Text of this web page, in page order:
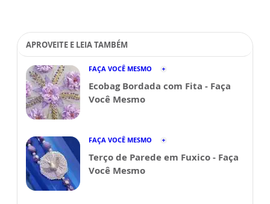
APROVEITE E LEIA TAMBÉM
FAÇA VOCÊ MESMO
Ecobag Bordada com Fita - Faça
Você Mesmo
FAÇA VOCÊ MESMO
Terço de Parede em Fuxico - Faça
Você Mesmo